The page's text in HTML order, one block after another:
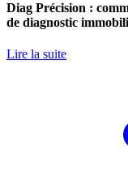
Diag Précision :
de diagnostic
Lire la suite